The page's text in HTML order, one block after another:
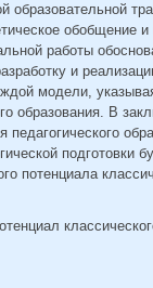
образовательной
обобщение
работы
и
модели,
образования. В
подготовки
потенциала